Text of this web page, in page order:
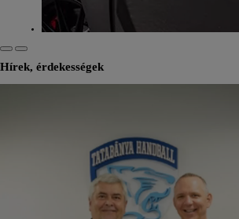
Hírek, érdekességek